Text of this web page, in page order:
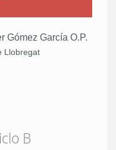
Gómez García O.P.
Llobregat
B